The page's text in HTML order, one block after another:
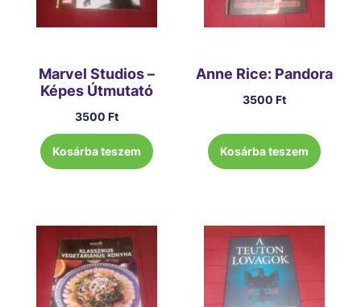
Marvel Studios –
Képes Útmutató
3500Ft
Kosárba teszem
Anne Rice: Pandora
3500 Ft
Kosárba teszem